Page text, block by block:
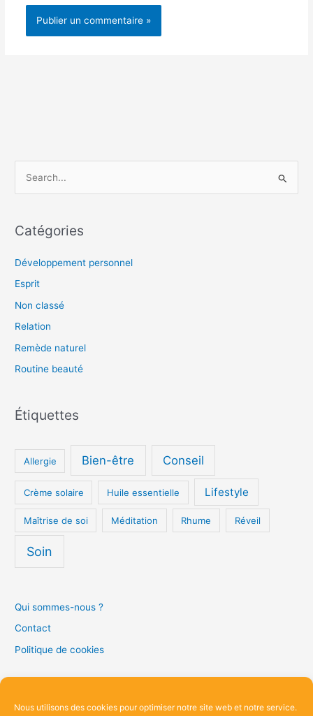
Nous utilisons des cookies pour optimiser notre site web et notre service.
h
h
e
r
Catégories
Développement personnel
Esprit
Non classé
Relation
Remède naturel
Routine beauté
Étiquettes
Allergie Bien-être Conseil
Crème solaire Huile essentielle Lifestyle
Maîtrise de soi Méditation Rhume Réveil
Soin
Qui sommes-nous ?
Contact
Politique de cookies
R